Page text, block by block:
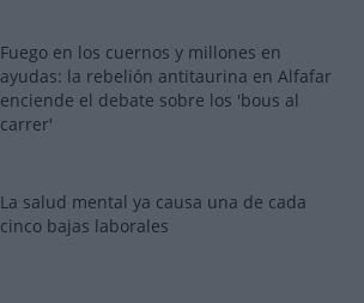
Fuego en los cuernos y millones en
ayudas: la rebelión antitaurina en Alfafar
enciende el debate sobre los 'bous al
carrer'
La salud mental ya causa una de cada
cinco bajas laborales